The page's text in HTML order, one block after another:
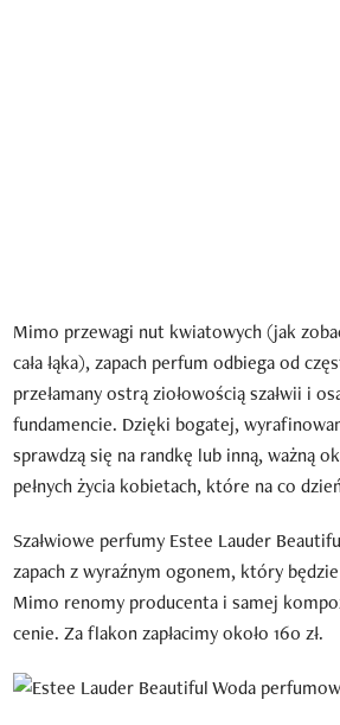
Mimo przewagi nut kwiatowych (jak
cała łąka), zapach perfum odbiega od
przełamany ostrą ziołowością szałwii i
fundamencie. Dzięki bogatej,
sprawdzą się na randkę lub inną, ważną
pełnych życia kobietach, które na co
Szałwiowe perfumy Estee Lauder
zapach z wyraźnym ogonem, który
Mimo renomy producenta i samej
cenie. Za flakon zapłacimy około 160 zł.